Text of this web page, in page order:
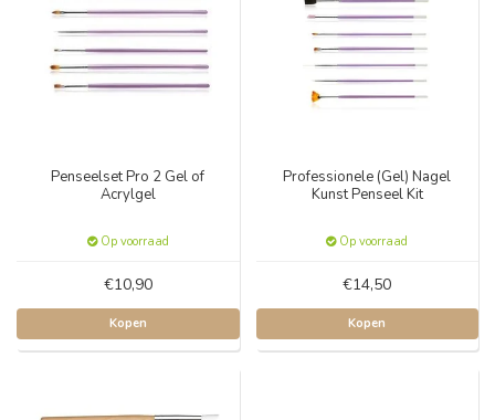
Penseelset Pro 2 Gel of
Acrylgel
Op voorraad
€10,90
Kopen
Professionele (Gel) Nagel
Kunst Penseel Kit
Op voorraad
€14,50
Kopen